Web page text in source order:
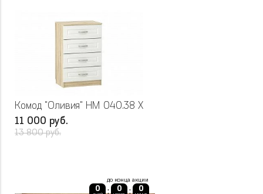
Комод "Оливия" НМ 040.38 Х
11 000 руб.
13 800 руб.
до конца акции
0 : 0 : 0